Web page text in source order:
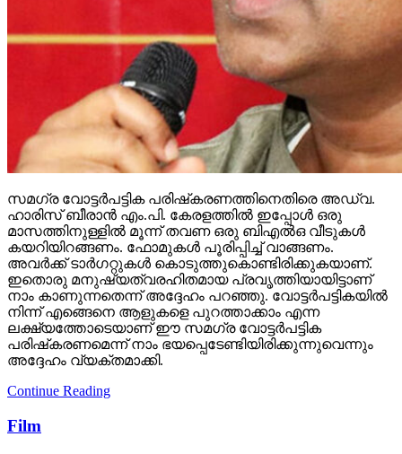
സമഗ്ര വോട്ടര്‍പട്ടിക പരിഷ്‌കരണത്തിനെതിരെ അഡ്വ.
ഹാരിസ് ബീരാന്‍ എം.പി. കേരളത്തില്‍ ഇപ്പോള്‍ ഒരു
മാസത്തിനുള്ളില്‍ മൂന്ന് തവണ ഒരു ബിഎല്‍ഒ വീടുകള്‍
കയറിയിറങ്ങണം. ഫോമുകള്‍ പൂരിപ്പിച്ച് വാങ്ങണം.
അവര്‍ക്ക് ടാര്‍ഗറ്റുകള്‍ കൊടുത്തുകൊണ്ടിരിക്കുകയാണ്.
ഇതൊരു മനുഷ്യത്വരഹിതമായ പ്രവൃത്തിയായിട്ടാണ്
നാം കാണുന്നതെന്ന് അദ്ദേഹം പറഞ്ഞു. വോട്ടര്‍പട്ടികയില്‍
നിന്ന് എങ്ങെനെ ആളുകളെ പുറത്താക്കാം എന്ന
ലക്ഷ്യത്തോടെയാണ് ഈ സമഗ്ര വോട്ടര്‍പട്ടിക
പരിഷ്‌കരണമെന്ന് നാം ഭയപ്പെടേണ്ടിയിരിക്കുന്നുവെന്നും
അദ്ദേഹം വ്യക്തമാക്കി.
Continue Reading
Film